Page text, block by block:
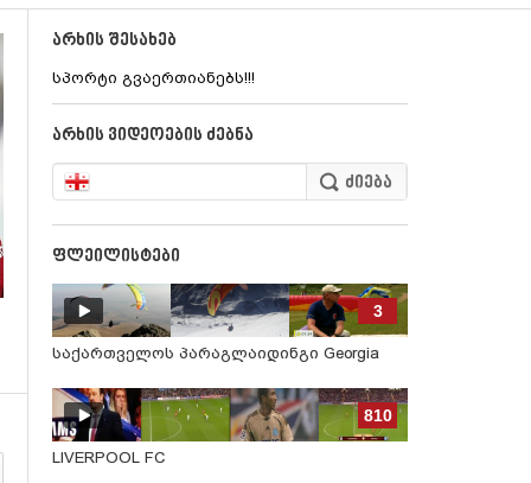
არხის შესახებ
სპორტი გვაერთიანებს!!!
არხის ვიდეოების ძებნა
ფლეილისტები
3
საქართველოს პარაგლაიდინგი Georgia
810
LIVERPOOL FC